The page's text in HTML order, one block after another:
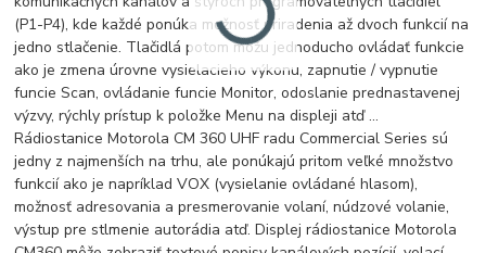
(P1-P4), kde každé ponúka možnosť priradenia až dvoch funkcií na
jedno stlačenie. Tlačidlá potom môžu jednoducho ovládať funkcie
ako je zmena úrovne vysielacieho výkonu, zapnutie / vypnutie
funcie Scan, ovládanie funcie Monitor, odoslanie prednastavenej
výzvy, rýchly prístup k položke Menu na displeji atď ...
Rádiostanice Motorola CM 360 UHF radu Commercial Series sú
jedny z najmenších na trhu, ale ponúkajú pritom veľké množstvo
funkcií ako je napríklad VOX (vysielanie ovládané hlasom),
možnosť adresovania a presmerovanie volaní, núdzové volanie,
výstup pre stlmenie autorádia atď. Displej rádiostanice Motorola